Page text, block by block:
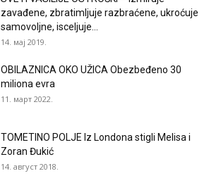
zavađene, zbratimljuje razbraćene, ukroćuje
samovoljne, isceljuje...
14. мај 2019.
OBILAZNICA OKO UŽICA Obezbeđeno 30
miliona evra
11. март 2022.
TOMETINO POLJE Iz Londona stigli Melisa i
Zoran Đukić
14. август 2018.